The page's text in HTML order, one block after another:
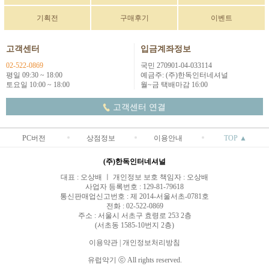
기획전 구매후기 이벤트
고객센터
02-522-0869
평일 09:30 ~ 18:00
토요일 10:00 ~ 18:00
입금계좌정보
국민 270901-04-033114
예금주: (주)한독인터네셔널
월~금 택배마감 16:00
고객센터 연결
PC버전 상점정보 이용안내 TOP ▲
(주)한독인터네셔널
대표 : 오상배 ㅣ 개인정보 보호 책임자 : 오상배
사업자 등록번호 : 129-81-79618
통신판매업신고번호 : 제 2014-서울서초-0781호
전화 : 02-522-0869
주소 : 서울시 서초구 효령로 253 2층
(서초동 1585-10번지 2층)
이용약관 개인정보처리방침
유럽악기 ⓒ All rights reserved.